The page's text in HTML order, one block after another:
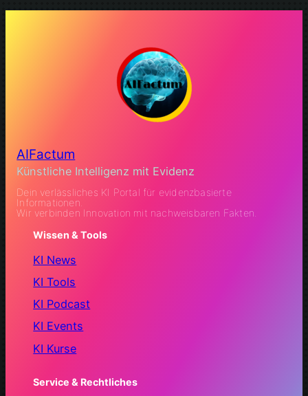
AIFactum
Künstliche Intelligenz mit Evidenz
Dein verlässliches KI Portal für evidenzbasierte
Informationen.
Wir verbinden Innovation mit nachweisbaren Fakten.
Wissen & Tools
KI News
KI Tools
KI Podcast
KI Events
KI Kurse
Service & Rechtliches